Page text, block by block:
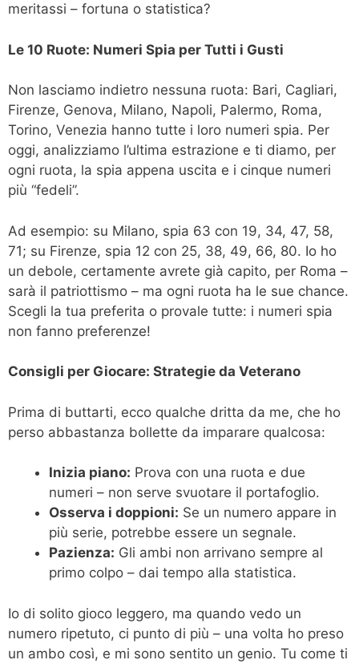
meritassi – fortuna o statistica?
Le 10 Ruote: Numeri Spia per Tutti i Gusti
Non lasciamo indietro nessuna ruota: Bari, Cagliari,
Firenze, Genova, Milano, Napoli, Palermo, Roma,
Torino, Venezia hanno tutte i loro numeri spia. Per
oggi, analizziamo l’ultima estrazione e ti diamo, per
ogni ruota, la spia appena uscita e i cinque numeri
più “fedeli”.
Ad esempio: su Milano, spia 63 con 19, 34, 47, 58,
71; su Firenze, spia 12 con 25, 38, 49, 66, 80. Io ho
un debole, certamente avrete già capito, per Roma –
sarà il patriottismo – ma ogni ruota ha le sue chance.
Scegli la tua preferita o provale tutte: i numeri spia
non fanno preferenze!
Consigli per Giocare: Strategie da Veterano
Prima di buttarti, ecco qualche dritta da me, che ho
perso abbastanza bollette da imparare qualcosa:
Inizia piano: Prova con una ruota e due
numeri – non serve svuotare il portafoglio.
Osserva i doppioni: Se un numero appare in
più serie, potrebbe essere un segnale.
Pazienza: Gli ambi non arrivano sempre al
primo colpo – dai tempo alla statistica.
Io di solito gioco leggero, ma quando vedo un
numero ripetuto, ci punto di più – una volta ho preso
un ambo così, e mi sono sentito un genio. Tu come ti